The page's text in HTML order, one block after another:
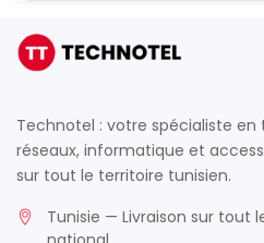
Technotel : votre spécialiste en
réseaux, informatique et
sur tout le territoire tunisien.
Tunisie — Livraison sur tout